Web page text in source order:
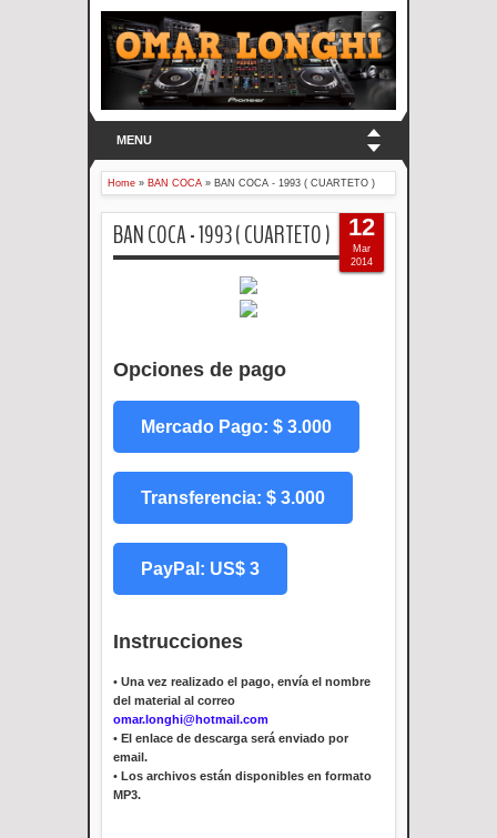
MENU
Home » BAN COCA » BAN COCA - 1993 ( CUARTETO )
BAN COCA - 1993 ( CUARTETO )
Opciones de pago
Mercado Pago: $ 3.000
Transferencia: $ 3.000
PayPal: US$ 3
Instrucciones
• Una vez realizado el pago, envía el nombre
del material al correo
omar.longhi@hotmail.com
• El enlace de descarga será enviado por
email.
• Los archivos están disponibles en formato
MP3.
12
Mar
2014